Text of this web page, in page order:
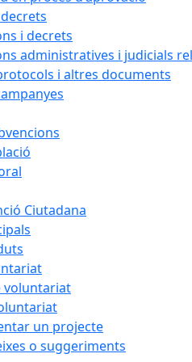
i decrets
administratives i judicials
i altres documents
Ciutadana
voluntariat
un projecte
o suggeriments